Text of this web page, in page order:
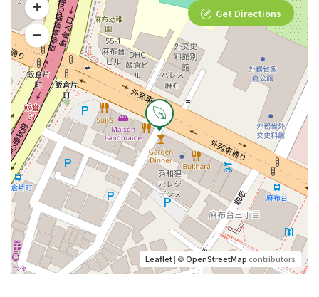
Leaflet| ©OpenStreetMapcontributors
Get Directions